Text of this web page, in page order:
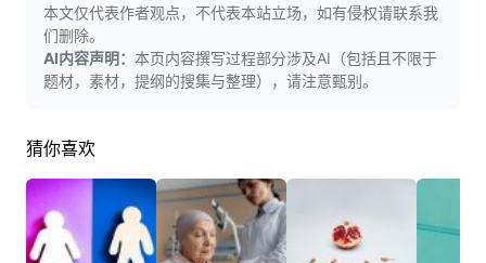
本文仅代表作者观点，不代表本站立场，如有侵权请联系我
们删除。
AI内容声明： 本页内容撰写过程部分涉及AI（包括且不限于
题材，素材，提纲的搜集与整理），请注意甄别。
猜你喜欢